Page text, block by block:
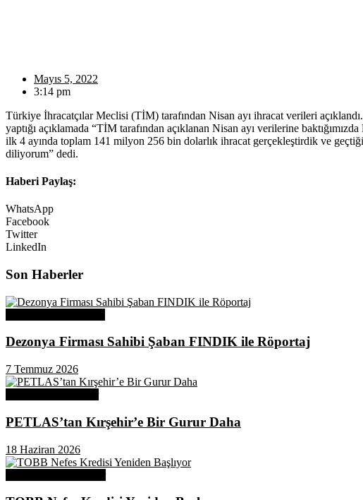
Mayıs 5, 2022
3:14 pm
Türkiye İhracatçılar Meclisi (TİM) tarafından Nisan ayı ihracat verileri
yaptığı açıklamada “TİM tarafından açıklanan Nisan ayı verilerine
ilk 4 ayında toplam 141 milyon 256 bin dolarlık ihracat gerçekleştirdik ve
diliyorum” dedi.
Haberi Paylaş:
WhatsApp
Facebook
Twitter
LinkedIn
Son Haberler
Dezonya Firması Sahibi Şaban FINDIK ile Röportaj
7 Temmuz 2026
PETLAS’tan Kırşehir’e Bir Gurur Daha
18 Haziran 2026